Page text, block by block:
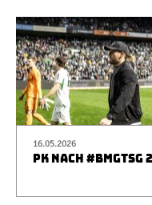
16.05.2026
PK NACH #BMGTSG